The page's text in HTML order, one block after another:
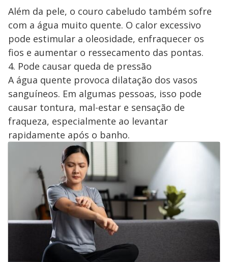
Além da pele, o couro cabeludo também sofre
com a água muito quente. O calor excessivo
pode estimular a oleosidade, enfraquecer os
fios e aumentar o ressecamento das pontas.
4. Pode causar queda de pressão
A água quente provoca dilatação dos vasos
sanguíneos. Em algumas pessoas, isso pode
causar tontura, mal-estar e sensação de
fraqueza, especialmente ao levantar
rapidamente após o banho.